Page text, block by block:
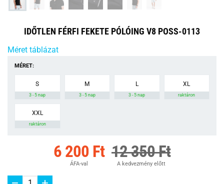
IDŐTLEN FÉRFI FEKETE PÓLÓING V8 POSS-0113
Méret táblázat
MÉRET:
S
3 - 5 nap
M
3 - 5 nap
L
3 - 5 nap
XL
raktáron
XXL
raktáron
6 200 Ft
ÁFA-val
12 350 Ft
A kedvezmény előtt